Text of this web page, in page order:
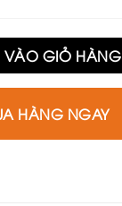
Summer số lượng
VÀO GIỎ HÀNG
HÀNG NGAY